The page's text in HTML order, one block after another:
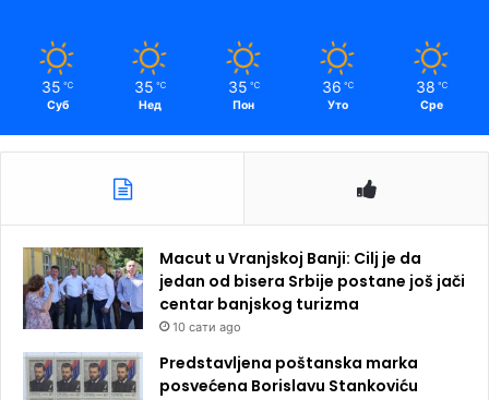
35 ℃
Суб
35 ℃
Нед
35 ℃
Пон
36 ℃
Уто
38 ℃
Сре
Macut u Vranjskoj Banji: Cilj je da
jedan od bisera Srbije postane još jači
centar banjskog turizma
10 сати ago
Predstavljena poštanska marka
posvećena Borislavu Stankoviću